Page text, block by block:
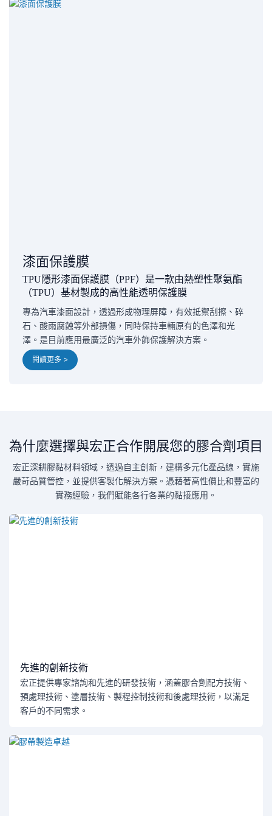
漆面保護膜
TPU隱形漆面保護膜（PPF）是一款由熱塑性聚氨酯
（TPU）基材製成的高性能透明保護膜
專為汽車漆面設計，透過形成物理屏障，有效抵禦刮擦、碎
石、酸雨腐蝕等外部損傷，同時保持車輛原有的色澤和光
澤。是目前應用最廣泛的汽車外飾保護解決方案。
閱讀更多 >
為什麼選擇與宏正合作開展您的膠合劑項目
宏正深耕膠黏材料領域，透過自主創新，建構多元化產品線，實施
嚴苛品質管控，並提供客製化解決方案。憑藉著高性價比和豐富的
實務經驗，我們賦能各行各業的黏接應用。
先進的創新技術
宏正提供專家諮詢和先進的研發技術，涵蓋膠合劑配方技術、
預處理技術、塗層技術、製程控制技術和後處理技術，以滿足
客戶的不同需求。